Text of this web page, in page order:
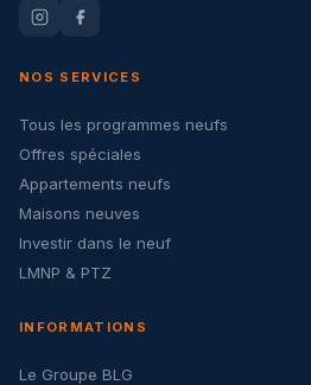
NOS SERVICES
Tous les programmes neufs
Offres spéciales
Appartements neufs
Maisons neuves
Investir dans le neuf
LMNP & PTZ
INFORMATIONS
Le Groupe BLG